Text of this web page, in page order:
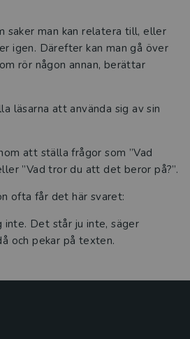
saker man kan relatera till, eller
igen. Därefter kan man gå över
rör någon annan, berättar
läsarna att använda sig av sin
att ställa frågor som ”Vad
”Vad tror du att det beror på?”.
ofta får det här svaret:
inte. Det står ju inte, säger
och pekar på texten.